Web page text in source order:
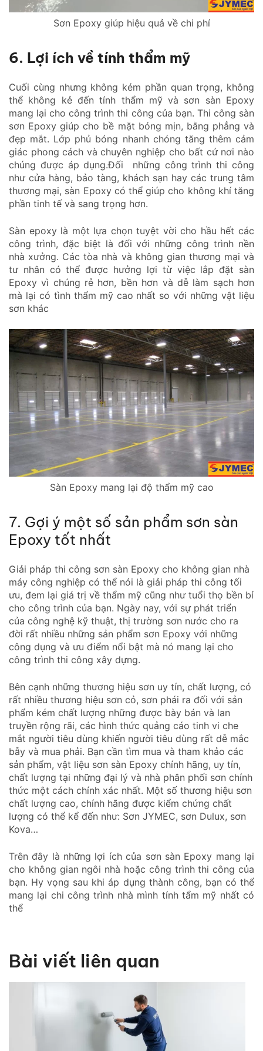
Sơn Epoxy giúp hiệu quả về chi phí
6. Lợi ích về tính thẩm mỹ
Cuối cùng nhưng không kém phần quan trọng, không
thể không kẻ đến tính thẩm mỹ và sơn sàn Epoxy
mang lại cho công trình thi công của bạn. Thi công sàn
sơn Epoxy giúp cho bề mặt bóng mịn, bằng phẳng và
đẹp mắt. Lớp phủ bóng nhanh chóng tăng thêm cảm
giác phong cách và chuyên nghiệp cho bất cứ nơi nào
chúng được áp dụng.Đối những công trình thi công
như cửa hàng, bảo tàng, khách sạn hay các trung tâm
thương mại, sàn Epoxy có thể giúp cho không khí tăng
phần tinh tế và sang trọng hơn.
Sàn epoxy là một lựa chọn tuyệt vời cho hầu hết các
công trình, đặc biệt là đối với những công trình nền
nhà xưởng. Các tòa nhà và không gian thương mại và
tư nhân có thể được hưởng lợi từ việc lắp đặt sàn
Epoxy vì chúng rẻ hơn, bền hơn và dễ làm sạch hơn
mà lại có tình thẩm mỹ cao nhất so với những vật liệu
sơn khác
Sàn Epoxy mang lại độ thẩm mỹ cao
7. Gợi ý một số sản phẩm sơn sàn
Epoxy tốt nhất
Giải pháp thi công sơn sàn Epoxy cho không gian nhà
máy công nghiệp có thể nói là giải pháp thi công tối
ưu, đem lại giá trị về thẩm mỹ cũng như tuổi thọ bền bỉ
cho công trình của bạn. Ngày nay, với sự phát triển
của công nghệ kỹ thuật, thị trường sơn nước cho ra
đời rất nhiều những sản phẩm sơn Epoxy với những
công dụng và ưu điểm nổi bật mà nó mang lại cho
công trình thi công xây dựng.
Bên cạnh những thương hiệu sơn uy tín, chất lượng, có
rất nhiều thương hiệu sơn cỏ, sơn phái ra đối với sản
phẩm kém chất lượng những được bày bán và lan
truyền rộng rãi, các hình thức quảng cáo tinh vi che
mắt người tiêu dùng khiến người tiêu dùng rất dễ mắc
bẫy và mua phải. Bạn cần tìm mua và tham khảo các
sản phẩm, vật liệu sơn sàn Epoxy chính hãng, uy tín,
chất lượng tại những đại lý và nhà phân phối sơn chính
thức một cách chính xác nhất. Một số thương hiệu sơn
chất lượng cao, chính hãng được kiểm chứng chất
lượng có thể kể đến như: Sơn JYMEC, sơn Dulux, sơn
Kova…
Trên đây là những lợi ích của sơn sàn Epoxy mang lại
cho không gian ngôi nhà hoặc công trình thi công của
bạn. Hy vọng sau khi áp dụng thành công, bạn có thể
mang lại chi công trình nhà mình tính tẩm mỹ nhất có
thể
Bài viết liên quan